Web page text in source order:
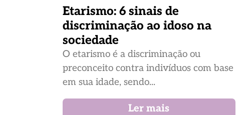
Etarismo: 6 sinais de
discriminação ao idoso na
sociedade
O etarismo é a discriminação ou
preconceito contra indivíduos com base
em sua idade, sendo...
Ler mais